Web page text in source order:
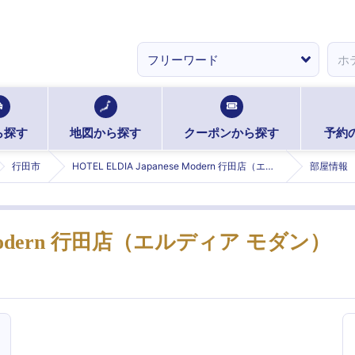
探す 地図から探す クーポンから探す 予約
行田市 HOTEL ELDIA Japanese Modern 行田店（エルディア モダン）【Best Delight Group】 (エルディアジャパニーズモダンギョウダテン) 部屋情報
行田店（エルディア モダン）